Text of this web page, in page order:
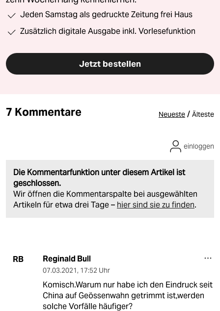
Jeden Samstag als gedruckte Zeitung frei Haus
Zusätzlich digitale Ausgabe inkl. Vorlesefunktion
Jetzt bestellen
7 Kommentare Neueste / Älteste
Die Kommentarfunktion unter diesem Artikel ist
geschlossen.
Wir öffnen die Kommentarspalte bei ausgewählten
Artikeln für etwa drei Tage – hier sind sie zu finden.
einloggen
RB Reginald Bull
07.03.2021, 17:52 Uhr
Komisch.Warum nur habe ich den Eindruck seit
China auf Geössenwahn getrimmt ist,werden
solche Vorfälle häufiger?